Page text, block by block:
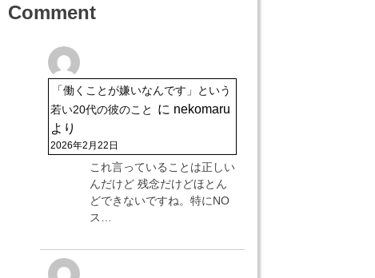
Comment
「働くことが嫌いなんです」という
若い20代の彼のこと
に nekomaru
より
2026年2月22日
これ言っていることは正しい
んだけど 残念だけどほとん
どできないですね。特にNO
ス…